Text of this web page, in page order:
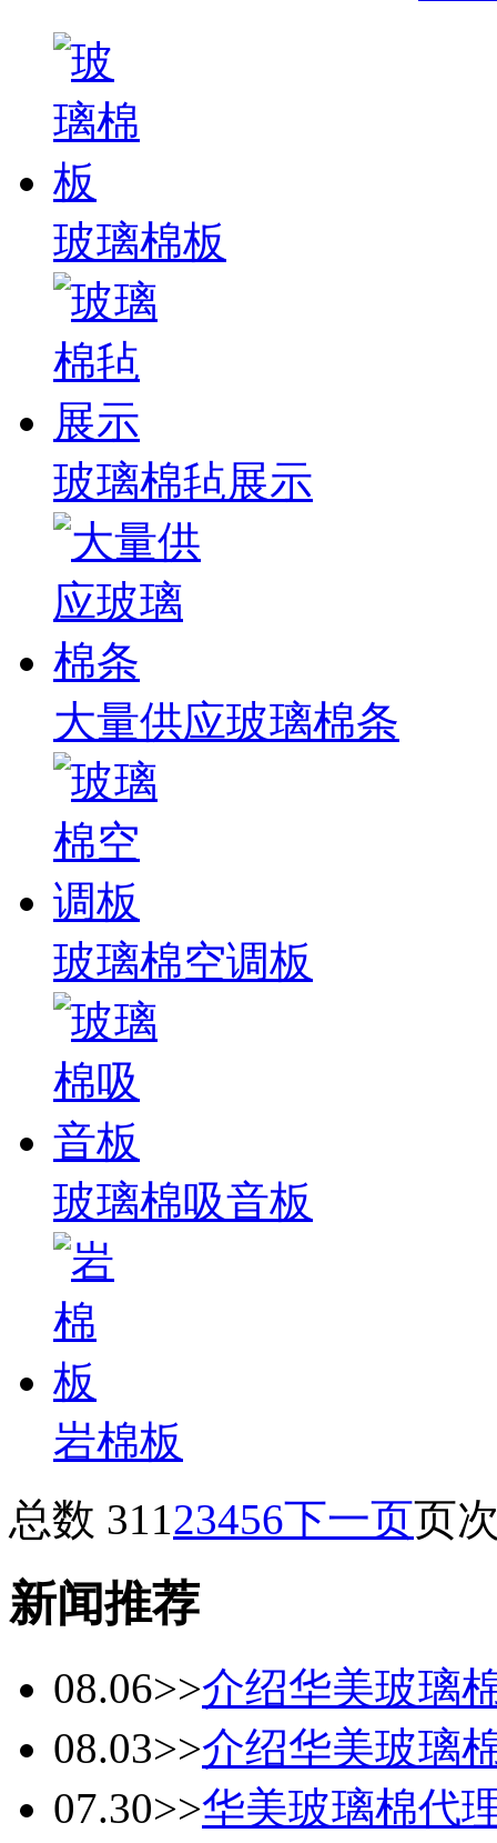
玻璃棉板
玻璃棉毡展示
大量供应玻璃棉条
玻璃棉空调板
玻璃棉吸音板
岩棉板
总数 31123456下一页页
新闻推荐
08.06>>介绍华美玻璃
08.03>>介绍华美玻璃
07.30>>华美玻璃棉代